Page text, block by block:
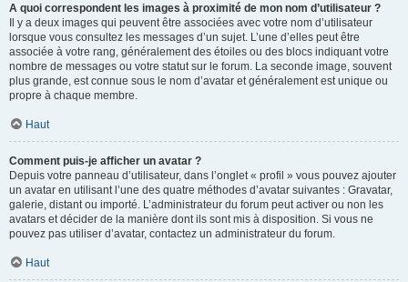
A quoi correspondent les images à proximité de mon nom d’utilisateur ?
Il y a deux images qui peuvent être associées avec votre nom d’utilisateur
lorsque vous consultez les messages d’un sujet. L’une d’elles peut être
associée à votre rang, généralement des étoiles ou des blocs indiquant votre
nombre de messages ou votre statut sur le forum. La seconde image, souvent
plus grande, est connue sous le nom d’avatar et généralement est unique ou
propre à chaque membre.
Haut
Comment puis-je afficher un avatar ?
Depuis votre panneau d’utilisateur, dans l’onglet « profil » vous pouvez ajouter
un avatar en utilisant l’une des quatre méthodes d’avatar suivantes : Gravatar,
galerie, distant ou importé. L’administrateur du forum peut activer ou non les
avatars et décider de la manière dont ils sont mis à disposition. Si vous ne
pouvez pas utiliser d’avatar, contactez un administrateur du forum.
Haut